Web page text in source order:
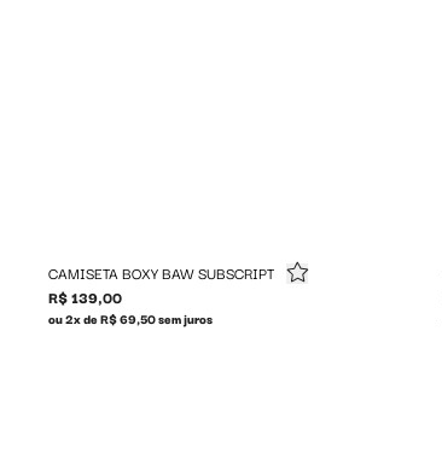
CAMISETA BOXY BAW SUBSCRIPT
R$ 139,00
ou 2x de R$ 69,50 sem juros